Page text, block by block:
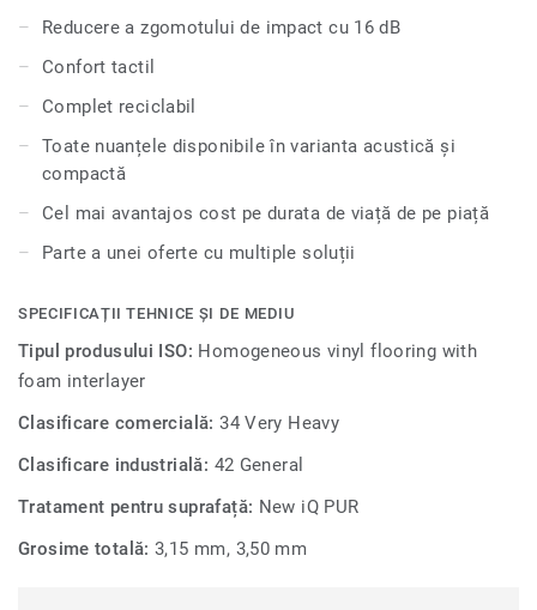
durabilitate și ușurință în întreținere ca și versiunea
compactă.
Reducere a zgomotului de impact cu 16 dB
Confort tactil
Complet reciclabil
Toate nuanțele disponibile în varianta acustică și
compactă
Cel mai avantajos cost pe durata de viață de pe piață
Parte a unei oferte cu multiple soluții
SPECIFICAȚII TEHNICE ȘI DE MEDIU
Tipul produsului ISO: Homogeneous vinyl flooring with
foam interlayer
Clasificare comercială:34 Very Heavy
Clasificare industrială: 42 General
Tratament pentru suprafață: New iQ PUR
Grosime totală:3,15 mm, 3,50 mm